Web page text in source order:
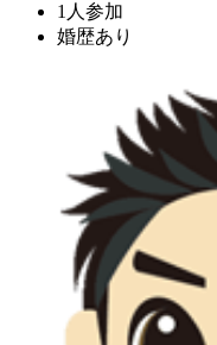
1人参加
婚歴あり